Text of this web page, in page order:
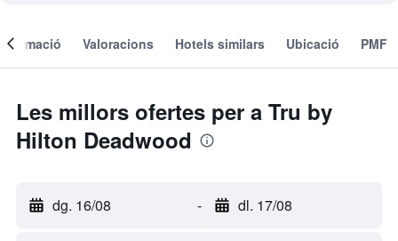
Valoracions Hotels similars Ubicació PMF
Les millors ofertes per a Tru by
Hilton Deadwood
dg. 16/08 - dl. 17/08